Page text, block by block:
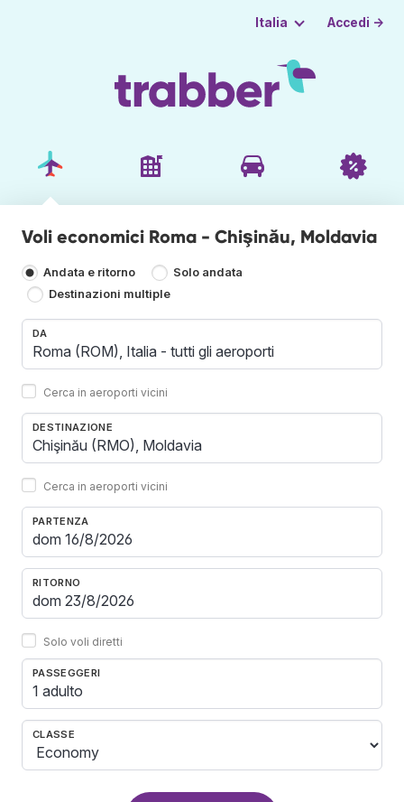
Italia Accedi →
Voli economici Roma - Chişinău, Moldavia
Andata e ritorno
Solo andata
Destinazioni multiple
DA
Cerca in aeroporti vicini
DESTINAZIONE
Cerca in aeroporti vicini
PARTENZA
RITORNO
Solo voli diretti
PASSEGGERI
1 adulto
CLASSE